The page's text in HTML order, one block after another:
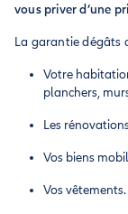
vous priver d’une
La garantie dégâts
Votre
planchers,
Les
Vos biens
Vos vêtements.